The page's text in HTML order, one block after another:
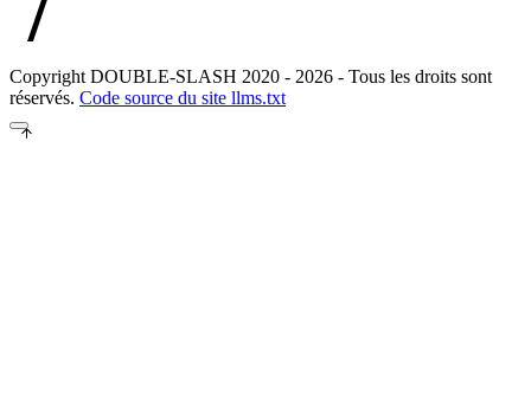
Copyright DOUBLE-SLASH 2020 - 2026 - Tous les droits sont
réservés. Code source du site llms.txt